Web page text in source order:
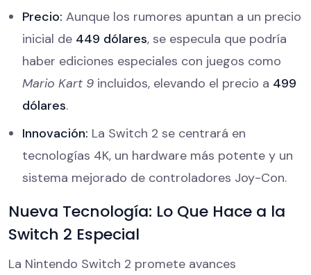
Precio: Aunque los rumores apuntan a un precio
inicial de 449 dólares, se especula que podría
haber ediciones especiales con juegos como
Mario Kart 9 incluidos, elevando el precio a 499
dólares.
Innovación: La Switch 2 se centrará en
tecnologías 4K, un hardware más potente y un
sistema mejorado de controladores Joy-Con.
Nueva Tecnología: Lo Que Hace a la
Switch 2 Especial
La Nintendo Switch 2 promete avances